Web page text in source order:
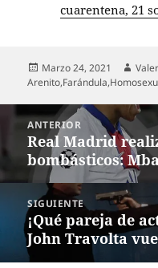
cuarentena, 21
Publicado
el
Marzo 24, 2021
Arenito,Farándula,
Navegación
entradas
ANTERIOR
Entrada
anterior:
Real Madrid
bombásticos:
SIGUIENTE
Entrada
siguiente:
¡Qué pareja de
John Travolta